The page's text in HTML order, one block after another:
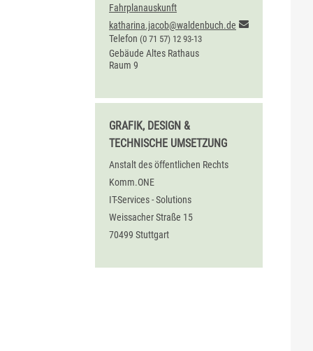
Fahrplanauskunft
katharina.jacob@waldenbuch.de
Telefon (0 71 57) 12 93-13
Gebäude Altes Rathaus
Raum 9
GRAFIK, DESIGN &
TECHNISCHE UMSETZUNG
Anstalt des öffentlichen Rechts
Komm.ONE
IT-Services - Solutions
Weissacher Straße 15
70499 Stuttgart